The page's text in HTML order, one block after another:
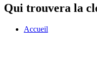
Qui trouvera la
Accueil